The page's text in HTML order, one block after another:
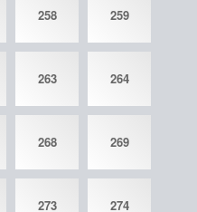
258 259
263 264
268 269
273 274